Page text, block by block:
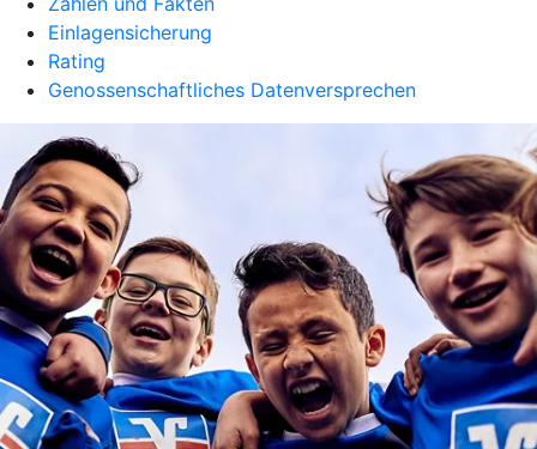
Einlagensicherung
Rating
Genossenschaftliches Datenversprechen